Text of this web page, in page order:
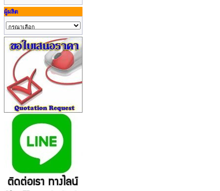
ผู้ผลิต